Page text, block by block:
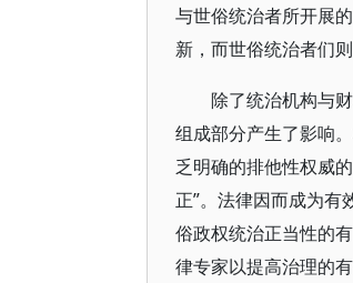
与世俗统治者所开展
新，而世俗统治者们
除了统治机构与
组成部分产生了影响
乏明确的排他性权威
正”。法律因而成为
俗政权统治正当性的
律专家以提高治理的